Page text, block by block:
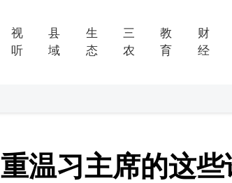
视
听
县
域
生
态
三
农
教
育
财
经
温习主席的这些